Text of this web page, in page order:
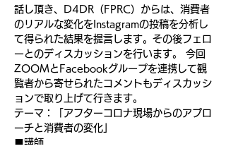
話し頂き、D4DR（FPRC）からは、消費者
のリアルな変化をInstagramの投稿を分析し
て得られた結果を提言します。その後フェロ
ーとのディスカッションを行います。 今回
ZOOMとFacebookグループを連携して観
覧者から寄せられたコメントもディスカッシ
ョンで取り上げて行きます。
テーマ：「アフターコロナ現場からのアプロ
ーチと消費者の変化」
■講師